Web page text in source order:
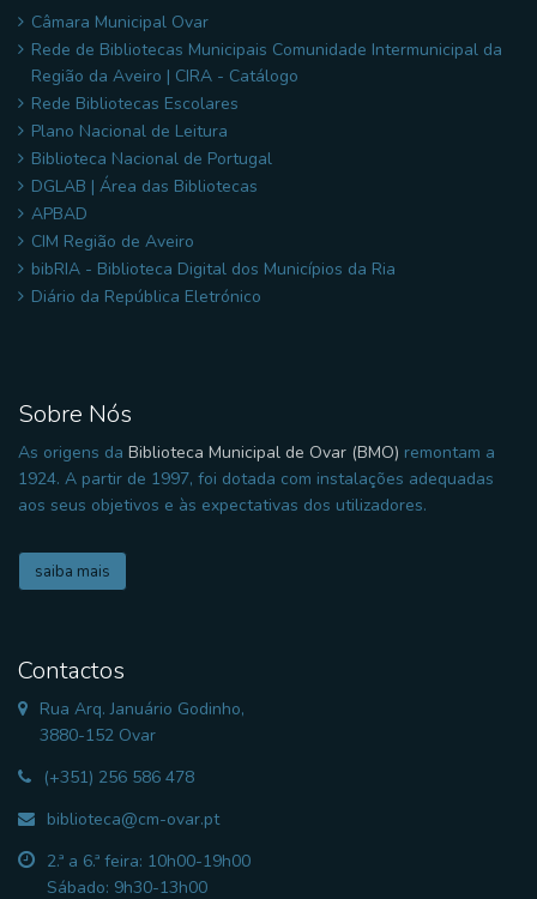
Câmara Municipal Ovar
Rede de Bibliotecas Municipais Comunidade Intermunicipal da
Região da Aveiro | CIRA - Catálogo
Rede Bibliotecas Escolares
Plano Nacional de Leitura
Biblioteca Nacional de Portugal
DGLAB | Área das Bibliotecas
APBAD
CIM Região de Aveiro
bibRIA - Biblioteca Digital dos Municípios da Ria
Diário da República Eletrónico
Sobre Nós
As origens da Biblioteca Municipal de Ovar (BMO) remontam a
1924. A partir de 1997, foi dotada com instalações adequadas
aos seus objetivos e às expectativas dos utilizadores.
saiba mais
Contactos
Rua Arq. Januário Godinho,
3880-152 Ovar
(+351) 256 586 478
biblioteca@cm-ovar.pt
2.ª a 6.ª feira: 10h00-19h00
Sábado: 9h30-13h00